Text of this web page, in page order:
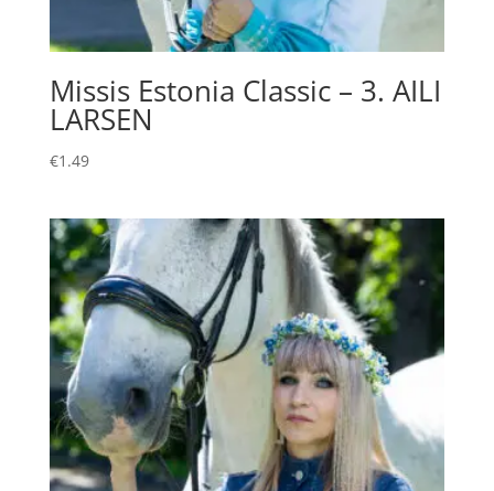
Missis Estonia Classic – 3. AILI
LARSEN
€1.49